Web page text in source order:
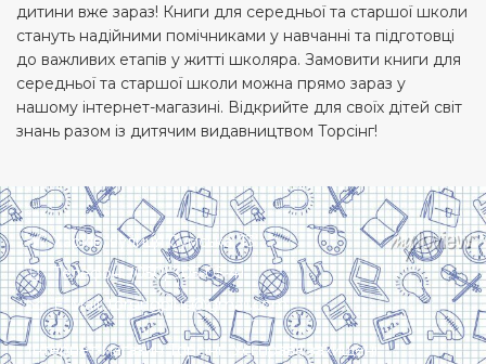
дитини вже зараз! Книги для середньої та старшої школи
стануть надійними помічниками у навчанні та підготовці
до важливих етапів у житті школяра. Замовити книги для
середньої та старшої школи можна прямо зараз у
нашому інтернет-магазині. Відкрийте для своїх дітей світ
знань разом із дитячим видавництвом Торсінг!
Харків, вулиця Сумська, 13
Телефон: (050) 305-05-41
E-Mail: torsingplus@gmail.com
Інтернет-магазин Торсінг. Усі права захищені